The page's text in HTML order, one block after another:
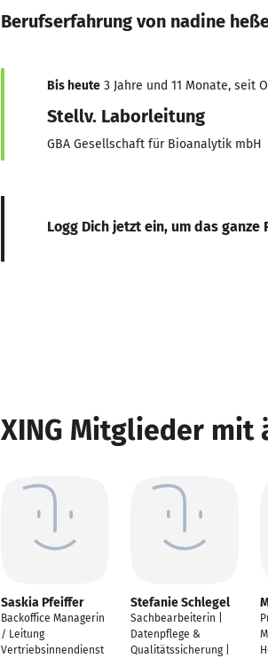
Berufserfahrung von nadine
Bis heute 3 Jahre und 11 Monate, seit
Stellv. Laborleitung
GBA Gesellschaft für Bioanalytik mbH
Logg Dich jetzt ein, um das ganze
XING Mitglieder mit
Saskia Pfeiffer
Backoffice Managerin
/ Leitung
Vertriebsinnendienst
Stefanie Schlegel
Sachbearbeiterin |
Datenpflege &
Qualitätssicherung |